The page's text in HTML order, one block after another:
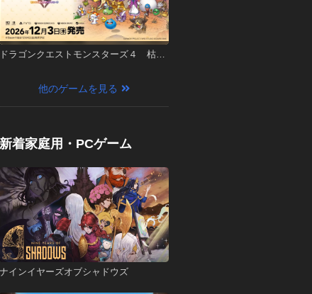
ドラゴンクエストモンスターズ４ 枯れ
他のゲームを見る
新着家庭用・PCゲーム
ナインイヤーズオブシャドウズ